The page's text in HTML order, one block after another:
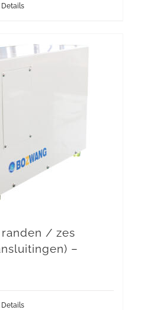
Details
/ zes
–
Details